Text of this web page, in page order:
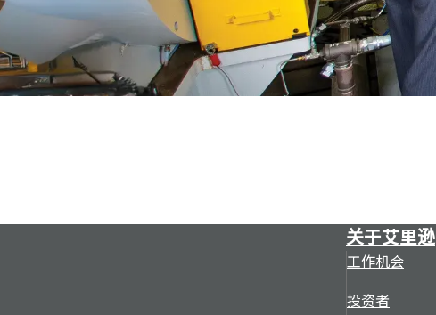
关于艾里逊
工作机会
投资者